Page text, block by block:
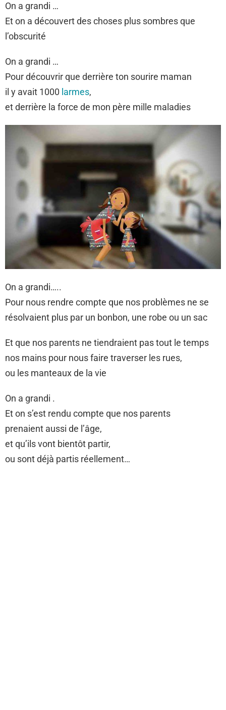
On a grandi …
Et on a découvert des choses plus sombres que
l’obscurité
On a grandi …
Pour découvrir que derrière ton sourire maman
il y avait 1000 larmes,
et derrière la force de mon père mille maladies
On a grandi…..
Pour nous rendre compte que nos problèmes ne se
résolvaient plus par un bonbon, une robe ou un sac
Et que nos parents ne tiendraient pas tout le temps
nos mains pour nous faire traverser les rues,
ou les manteaux de la vie
On a grandi .
Et on s’est rendu compte que nos parents
prenaient aussi de l’âge,
et qu’ils vont bientôt partir,
ou sont déjà partis réellement…